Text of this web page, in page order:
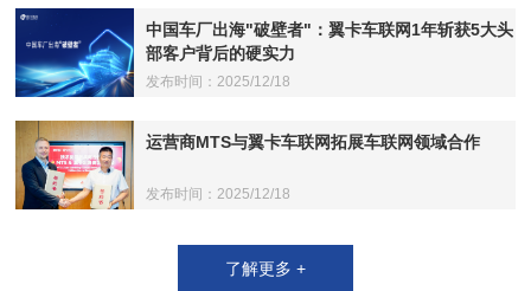
中国车厂出海"破壁者"：翼卡车联网1年斩获5大头
部客户背后的硬实力
发布时间：2025/12/18
运营商MTS与翼卡车联网拓展车联网领域合作
发布时间：2025/12/18
了解更多 +